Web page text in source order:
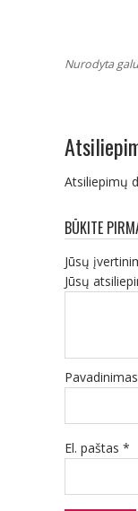
Nurodyta
Atsiliepimų
BŪKITE
Jūsų
Jūsų
Pavadinimas
El. paštas *